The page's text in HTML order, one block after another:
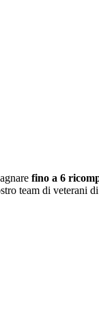
fino a 6
team di veterani